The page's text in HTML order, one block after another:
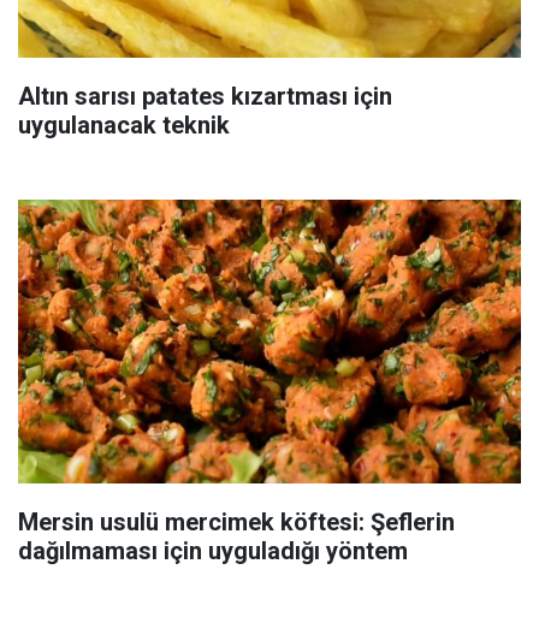
Altın sarısı patates kızartması için
uygulanacak teknik
Mersin usulü mercimek köftesi: Şeflerin
dağılmaması için uyguladığı yöntem